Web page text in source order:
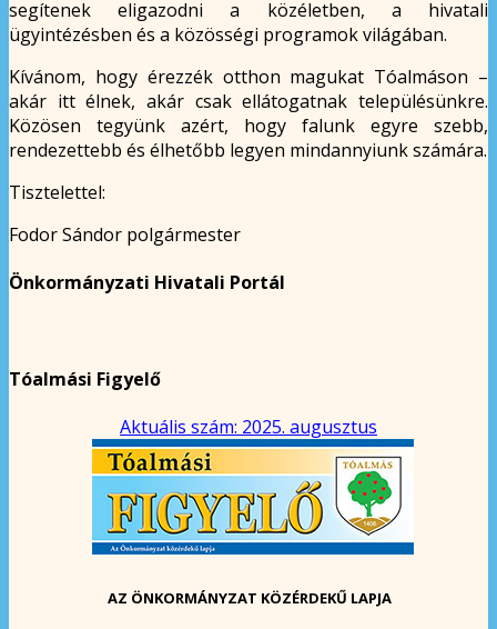
segítenek eligazodni a közéletben, a hivatali
ügyintézésben és a közösségi programok világában.
Kívánom, hogy érezzék otthon magukat Tóalmáson –
akár itt élnek, akár csak ellátogatnak településünkre.
Közösen tegyünk azért, hogy falunk egyre szebb,
rendezettebb és élhetőbb legyen mindannyiunk számára.
Tisztelettel:
Fodor Sándor polgármester
Önkormányzati Hivatali Portál
Tóalmási Figyelő
Aktuális szám: 2025. augusztus
AZ ÖNKORMÁNYZAT KÖZÉRDEKŰ LAPJA